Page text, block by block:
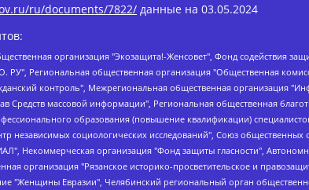
ru/documents/7822/ данные на 03.05.2024
правозащитное общество "Мемориал" (Рязанский Мемориал), Челябинский региональный орган общественной самодеятельности – женское общественное объединение "Женщины Евразии", Челябинский региональный орган общественной самодеятельности "Уральская правозащитная группа", Фонд содействия защите здоровья и социальной справедливости имени Андрея Рылькова, Автономная Некоммерческая Организация "Аналитический Центр Юрия Левады", Автономная некоммерческая организация социальной поддержки населения "Проект Апрель", Региональная общественная организация помощи женщинам и детям, находящимся в кризисной ситуации "Информационно-методический центр "Анна", Фонд содействия развитию массовых коммуникаций и правовому просвещению "Так-так-Так", Фонд содействия устойчивому развитию "Серебряная тайга", Свердловский региональный общественный фонд социальных проектов "Новое время", "Idel.Реалии", Кавказ.Реалии, Крым.Реалии, Телеканал Настоящее Время, Татаро-башкирская служба Радио Свобода (Azatliq Radiosi), Радио Свободная Европа/Радио Свобода (PCE/PC), "Сибирь.Реалии", "Фактограф", Благотворительный фонд помощи осужденным и их семьям, Автономная некоммерческая организация "Институт глобализации и социальных движений", Фонд "В защиту прав заключенных", Частное учреждение "Центр поддержки и содействия развитию средств массовой информации", Пензенский региональный общественный благотворительный фонд "Гражданский союз", "Север.Реалии", Некоммерческая организация Фонд "Правовая инициатива", Общество с ограниченной ответственностью "Радио Свободная Европа/Радио Свобода", Чешское информационное агентство "MEDIUM-ORIENT", Красноярская региональная общественная организация "Мы против СПИДа", Камалягин Денис Николаевич, Маркелов Сергей Евгеньевич, Пономарев Лев Александрович, Савицкая Людмила Алексеевна, Автономная некоммерческая организация "Центр по работе с проблемой насилия "НАСИЛИЮ.НЕТ", Межрегиональный профессиональный союз работников здравоохранения "Альянс врачей", Юридическое лицо, зарегистрированное в Латвийской Республике, SIA "Medusa Project" (регистрационный номер 40103797863, дата регистрации 10.06.2014), Некоммерческая организация "Фонд по борьбе с коррупцией", Автономная некоммерческая организация "Институт права и публичной политики", Баданин Роман Сергеевич, Гликин Максим Александрович, Железнова Мария Михайловна, Лукьянова Юлия Сергеевна, Маетная Елизавета Витальевна, Маняхин Петр Борисович, Чуракова Ольга Владимировна, Ярош Юлия Петровна, Юридическое лицо "The Insider SIA", зарегистрированное в Риге, Латвийская Республика (дата регистрации 26.06.2015), являющееся администратором доменного имени интернет-издания "The Insider SIA", https://theins.ru, Постернак Алексей Евгеньевич, Рубин Михаил Аркадьевич, Анин Роман Александрович, Юридическое лицо Istories fonds, зарегистрированное в Латвийской Республике (регистрационный номер 50008295751, дата регистрации 24.02.2020), Великовский Дмитрий Александрович, Долинина Ирина